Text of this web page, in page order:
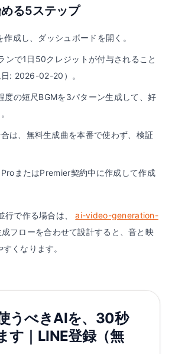
る5ステップ
成し、ダッシュボードを開く。
ンで1日50クレジットが付与されること
: 2026-02-20）。
度の短尺BGMを3パターン生成して、好
は、無料生成曲を本番で使わず、検証
またはPremier契約中に作成して作成
で作る場合は、
ai-video-generation-
成フローを合わせて設計すると、音と映
くなります。
うべきAIを、30秒
す｜LINE登録（無